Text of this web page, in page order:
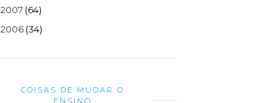
2007 (64)
2006 (34)
COISAS DE MUDAR O